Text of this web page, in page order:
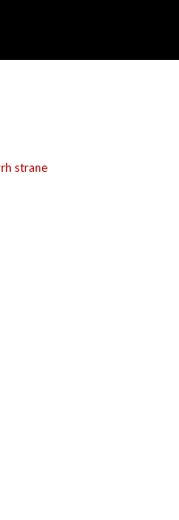
strane